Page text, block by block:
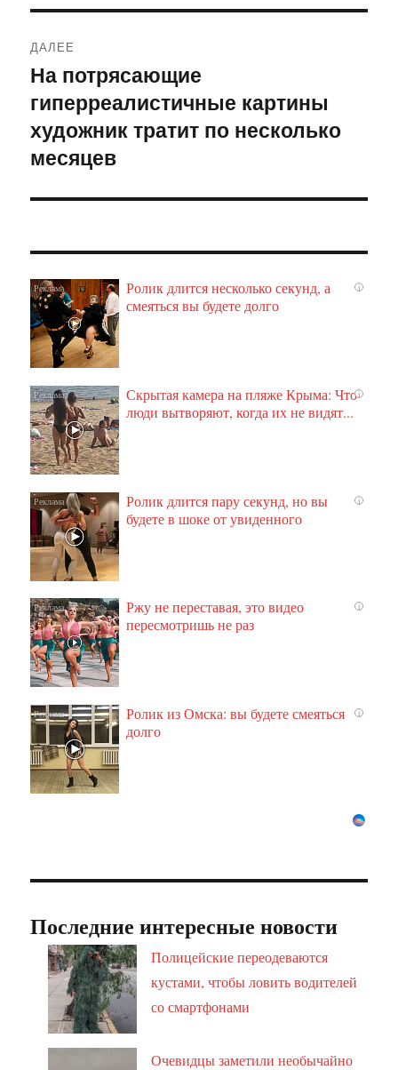
ДАЛЕЕ
Следующая
запись:
На потрясающие
гиперреалистичные картины
художник тратит по несколько
месяцев
i
Ролик длится несколько секунд, а
смеяться вы будете долго
i
Скрытая камера на пляже Крыма: Что
люди вытворяют, когда их не видят...
i
Ролик длится пару секунд, но вы
будете в шоке от увиденного
i
Ржу не переставая, это видео
пересмотришь не раз
i
Ролик из Омска: вы будете смеяться
долго
Последние интересные новости
Полицейские переодеваются
кустами, чтобы ловить водителей
со смартфонами
Очевидцы заметили необычайно